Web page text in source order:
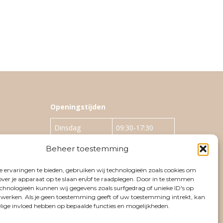
Beheer toestemming
ervaringen te bieden, gebruiken wij technologieën zoals cookies om
je apparaat op te slaan en/of te raadplegen. Door in te stemmen
kunnen wij gegevens zoals surfgedrag of unieke ID's op
Als je geen toestemming geeft of uw toestemming intrekt, kan
invloed hebben op bepaalde functies en mogelijkheden.
Openingstijden
Dinsdag 09:30-17:30
Woensdag 12:30-21:00
Donderdag 09:30-17:30
Vrijdag 09:30-17:30
Zaterdag Op afspraak